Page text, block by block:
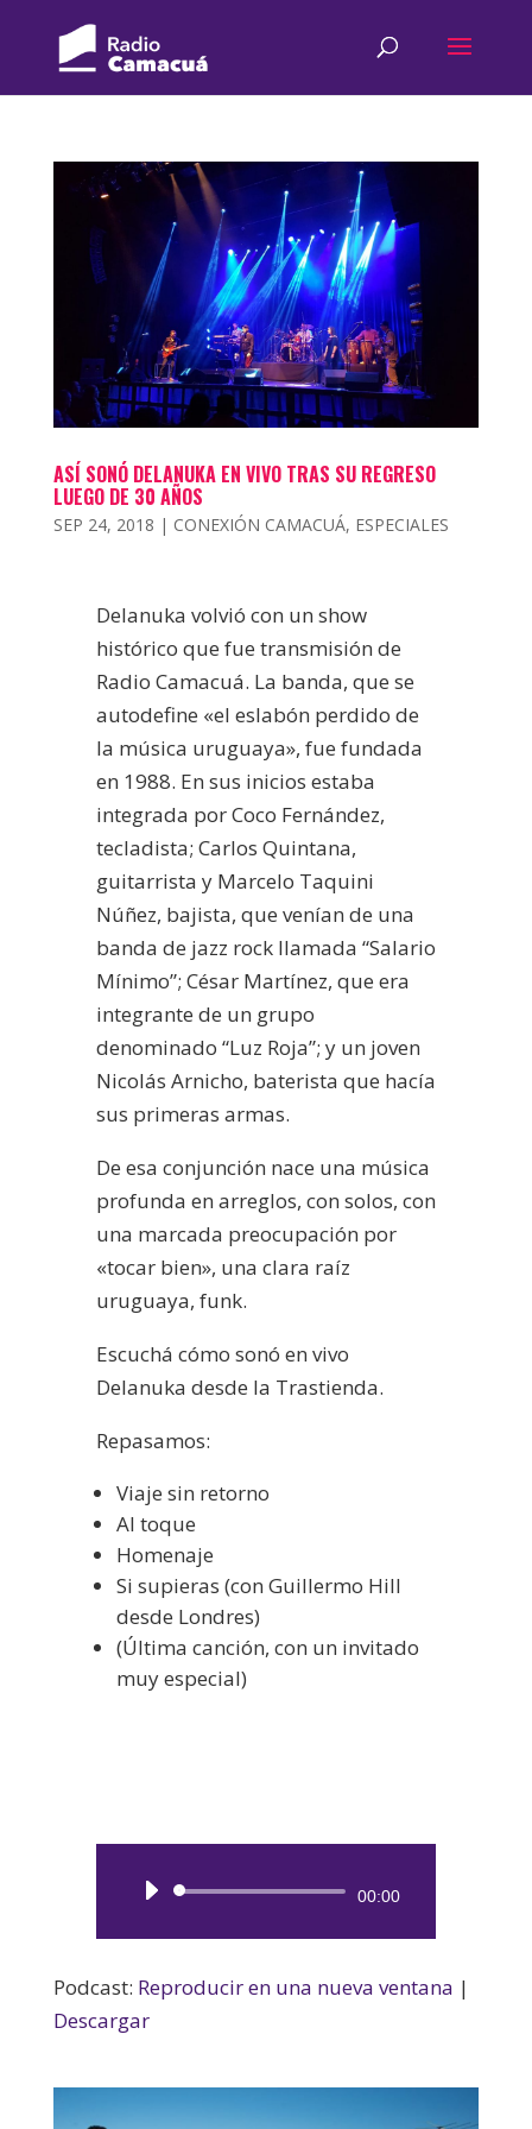
ASÍ SONÓ DELANUKA EN VIVO TRAS SU REGRESO
LUEGO DE 30 AÑOS
SEP 24, 2018 | CONEXIÓN CAMACUÁ, ESPECIALES
Delanuka volvió con un show
histórico que fue transmisión de
Radio Camacuá. La banda, que se
autodefine «el eslabón perdido de
la música uruguaya», fue fundada
en 1988. En sus inicios estaba
integrada por Coco Fernández,
tecladista; Carlos Quintana,
guitarrista y Marcelo Taquini
Núñez, bajista, que venían de una
banda de jazz rock llamada “Salario
Mínimo”; César Martínez, que era
integrante de un grupo
denominado “Luz Roja”; y un joven
Nicolás Arnicho, baterista que hacía
sus primeras armas.
De esa conjunción nace una música
profunda en arreglos, con solos, con
una marcada preocupación por
«tocar bien», una clara raíz
uruguaya, funk.
Escuchá cómo sonó en vivo
Delanuka desde la Trastienda.
Repasamos:
Viaje sin retorno
Al toque
Homenaje
Si supieras (con Guillermo Hill
desde Londres)
(Última canción, con un invitado
muy especial)
Reproductor
00:00
Podcast: Reproducir en una nueva ventana |
Descargar